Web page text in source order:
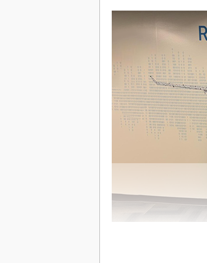
Angaben sechs
um die Bücher
Aufbau ihrer
Rahmen der
Anfangs noch unter
US-amerikanischen
moderne
(Spend Management)
Bereits kurz nach der
Internet) ein. Im Jahr
Lead-Investor der
Millionen Euro für die
Umsatz &
Kundenstamm: >
Österreich. 2 Mio.
Kritische